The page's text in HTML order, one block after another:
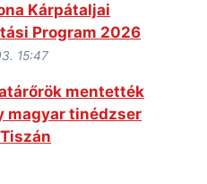
Kárpátaljai
Program 2026
15:47
mentették
magyar tinédzser